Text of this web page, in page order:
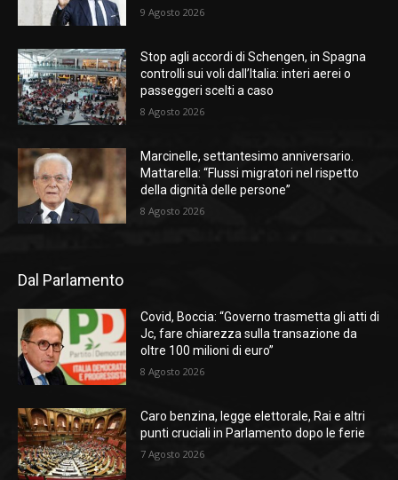
9 Agosto 2026
Stop agli accordi di Schengen, in Spagna
controlli sui voli dall’Italia: interi aerei o
passeggeri scelti a caso
8 Agosto 2026
Marcinelle, settantesimo anniversario.
Mattarella: “Flussi migratori nel rispetto
della dignità delle persone”
8 Agosto 2026
Dal Parlamento
Covid, Boccia: “Governo trasmetta gli atti di
Jc, fare chiarezza sulla transazione da
oltre 100 milioni di euro”
8 Agosto 2026
Caro benzina, legge elettorale, Rai e altri
punti cruciali in Parlamento dopo le ferie
7 Agosto 2026